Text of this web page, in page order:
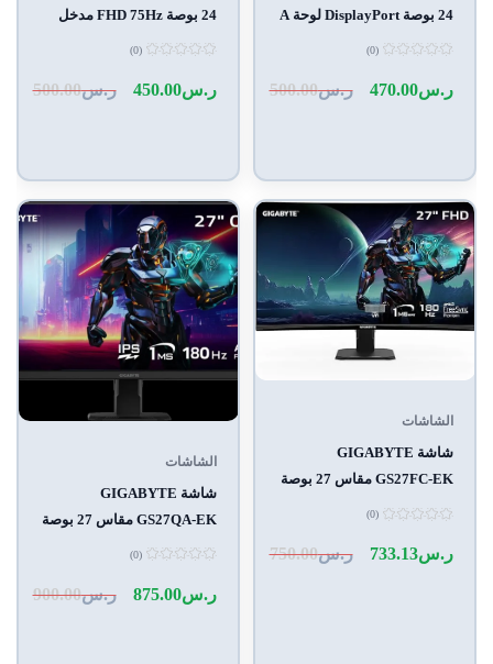
24 بوصة DisplayPort لوحة A
لون أسود
التقييم
0
(0)
ر.س500.00 ر.س470.00
24 بوصة FHD 75Hz مدخل
DisplayPort
التقييم
0
(0)
ر.س500.00 ر.س450.00
الشاشات
شاشة GIGABYTE
GS27FC-EK مقاس 27 بوصة
IPS دقة 2K 180Hz
التقييم
0
(0)
ر.س750.00 ر.س733.13
الشاشات
شاشة GIGABYTE
GS27QA-EK مقاس 27 بوصة
IPS دقة 2K 180Hz
التقييم
0
(0)
ر.س900.00 ر.س875.00